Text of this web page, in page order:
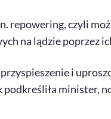
repowering, czyli
na lądzie poprzez
i
minister,